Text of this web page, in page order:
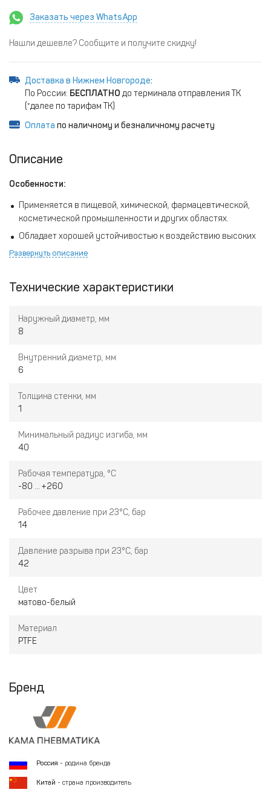
Заказать через WhatsApp
Нашли дешевле? Сообщите и получите скидку!
Доставка в Нижнем Новгороде:
По России: БЕСПЛАТНО до терминала отправления ТК
(*далее по тарифам ТК)
Оплата по наличному и безналичному расчету
Описание
Особенности:
Применяется в пищевой, химической, фармацевтической,
косметической промышленности и других областях.
Обладает хорошей устойчивостью к воздействию высоких
температур, давления, химически агрессивных веществ и
налипание микробов, активных и загрязняющих веществ,
Развернуть описание
Технические характеристики
Наружный диаметр, мм
8
Внутренний диаметр, мм
6
Толщина стенки, мм
1
Минимальный радиус изгиба, мм
40
Рабочая температура, °С
-80 ... +260
Рабочее давление при 23°С, бар
14
Давление разрыва при 23°С, бар
42
Цвет
матово-белый
Материал
PTFE
Бренд
Россия - родина бренда
Китай - страна производитель